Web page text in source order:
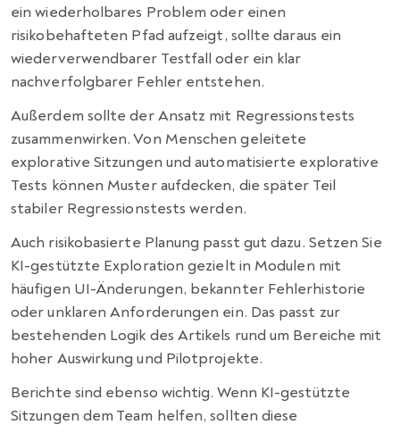
ein wiederholbares Problem oder einen
risikobehafteten Pfad aufzeigt, sollte daraus ein
wiederverwendbarer Testfall oder ein klar
nachverfolgbarer Fehler entstehen.
Außerdem sollte der Ansatz mit Regressionstests
zusammenwirken. Von Menschen geleitete
explorative Sitzungen und automatisierte explorative
Tests können Muster aufdecken, die später Teil
stabiler Regressionstests werden.
Auch risikobasierte Planung passt gut dazu. Setzen Sie
KI-gestützte Exploration gezielt in Modulen mit
häufigen UI-Änderungen, bekannter Fehlerhistorie
oder unklaren Anforderungen ein. Das passt zur
bestehenden Logik des Artikels rund um Bereiche mit
hoher Auswirkung und Pilotprojekte.
Berichte sind ebenso wichtig. Wenn KI-gestützte
Sitzungen dem Team helfen, sollten diese